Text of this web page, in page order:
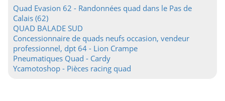
Quad Evasion 62 - Randonnées quad dans le Pas de
Calais (62)
QUAD BALADE SUD
Concessionnaire de quads neufs occasion, vendeur
professionnel, dpt 64 - Lion Crampe
Pneumatiques Quad - Cardy
Ycamotoshop - Pièces racing quad